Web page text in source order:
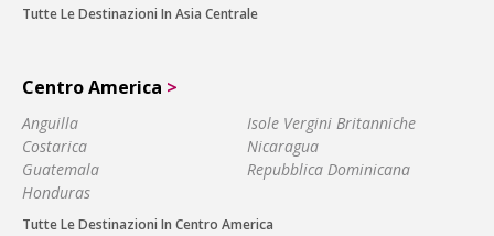
Tutte Le Destinazioni In Asia Centrale
Centro America >
Anguilla
Costarica
Guatemala
Honduras
Isole Vergini Britanniche
Nicaragua
Repubblica Dominicana
Tutte Le Destinazioni In Centro America